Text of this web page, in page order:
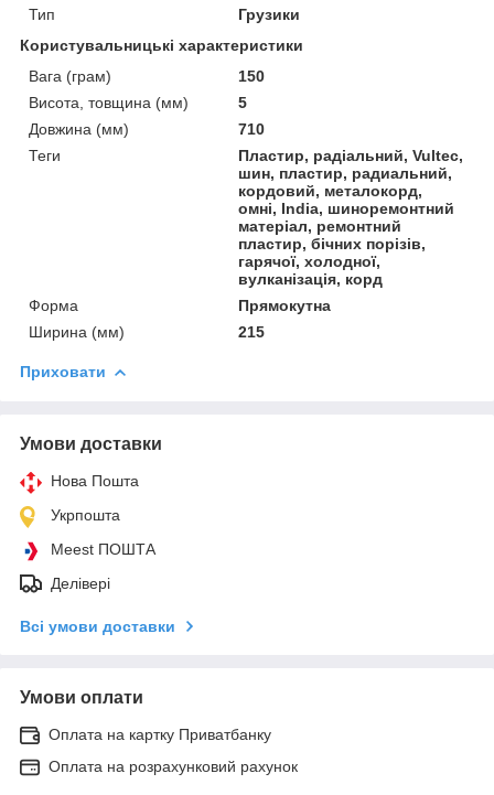
Тип
Грузики
Користувальницькі характеристики
Вага (грам)
150
Висота, товщина (мм)
5
Довжина (мм)
710
Теги
Пластир, радіальний, Vultec,
шин, пластир, радиальний,
кордовий, металокорд,
омні, India, шиноремонтний
матеріал, ремонтний
пластир, бічних порізів,
гарячої, холодної,
вулканізація, корд
Форма
Прямокутна
Ширина (мм)
215
Приховати
Умови доставки
Нова Пошта
Укрпошта
Meest ПОШТА
Делівері
Всі умови доставки
Умови оплати
Оплата на картку Приватбанку
Оплата на розрахунковий рахунок